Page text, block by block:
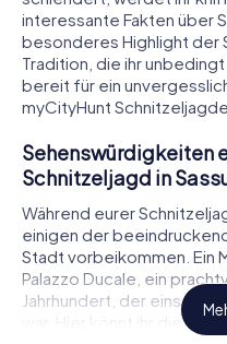
interessante Fakten über
besonderes Highlight der
Tradition, die ihr
bereit für ein
myCityHunt
Sehenswürdigkeiten
Schnitzeljagd in
Während eurer
einigen der
Stadt vorbeikommen. Ein
Palazzo Ducale, ein
Jahrhundert, der einst die
war. Hier könnt ihr die